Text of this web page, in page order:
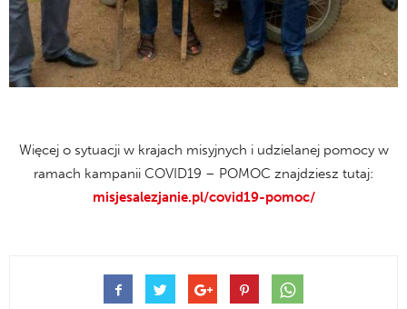
Więcej o sytuacji w krajach misyjnych i udzielanej pomocy w
ramach kampanii COVID19 – POMOC znajdziesz tutaj:
misjesalezjanie.pl/covid19-pomoc/